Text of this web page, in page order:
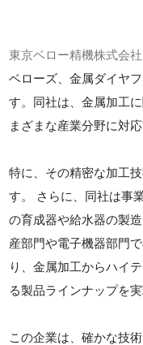
東京ベロー精機株式会社
ベローズ、金属ダイヤ
す。同社は、金属加工
まざまな産業分野に対
特に、その精密な加工
す。 さらに、同社は事
の育成器や給水器の製
産部門や電子機器部門
り、金属加工からハイ
る製品ラインナップを実
この企業は、確かな技